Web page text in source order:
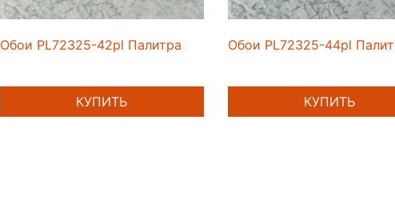
Обои PL72325-42pl Палитра
КУПИТЬ
Обои PL72325-44pl
КУПИТЬ